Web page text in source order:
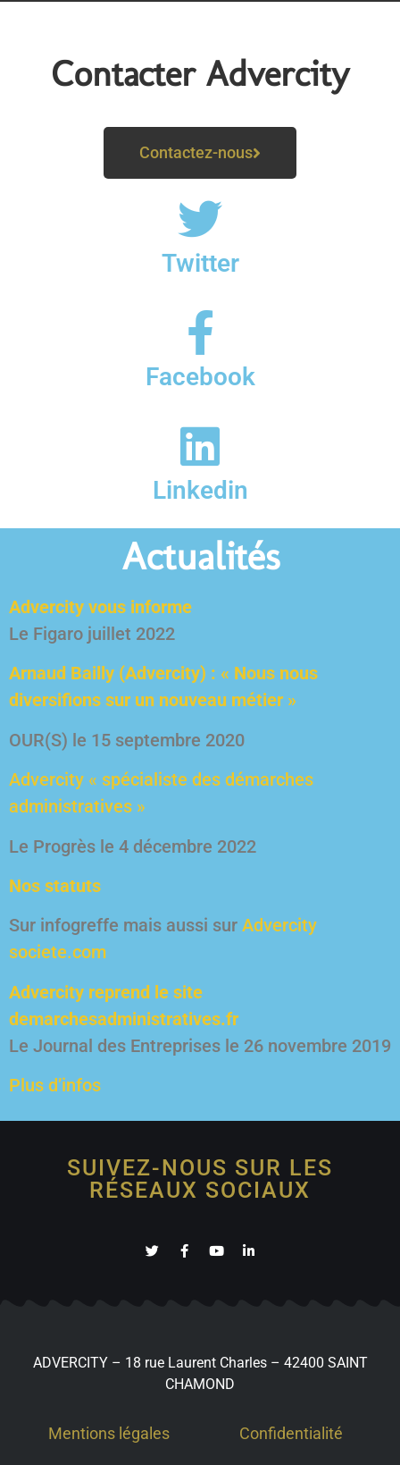
Contacter Advercity
Contactez-nous
Twitter
Facebook
Linkedin
Actualités
Advercity vous informe
Le Figaro juillet 2022
Arnaud Bailly (Advercity) : « Nous nous
diversifions sur un nouveau métier »
OUR(S) le 15 septembre 2020
Advercity « spécialiste des démarches
administratives »
Le Progrès le 4 décembre 2022
Nos statuts
Sur infogreffe mais aussi sur Advercity
societe.com
Advercity reprend le site
demarchesadministratives.fr
Le Journal des Entreprises le 26 novembre 2019
Plus d’infos
SUIVEZ-NOUS SUR LES
RÉSEAUX SOCIAUX
ADVERCITY – 18 rue Laurent Charles – 42400 SAINT
CHAMOND
Mentions légales Confidentialité